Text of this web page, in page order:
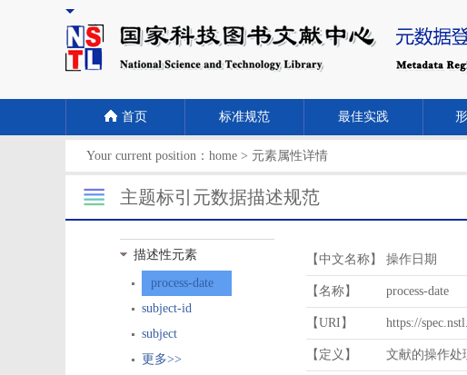
首页 标准规范 最佳实践
Your current position： home > 元素属性详情
主题标引元数据描述规范
描述性元素
process-date
subject-id
subject
更多>>
【中文名称】 操作日期
【名称】 process-date
【URI】 https://
【定义】 文献的操作处